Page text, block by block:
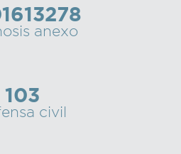
anexo
103
civil